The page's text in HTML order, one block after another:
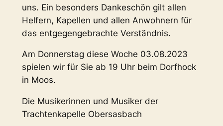
uns. Ein besonders Dankeschön gilt allen
Helfern, Kapellen und allen Anwohnern für
das entgegengebrachte Verständnis.
Am Donnerstag diese Woche 03.08.2023
spielen wir für Sie ab 19 Uhr beim Dorfhock
in Moos.
Die Musikerinnen und Musiker der
Trachtenkapelle Obersasbach